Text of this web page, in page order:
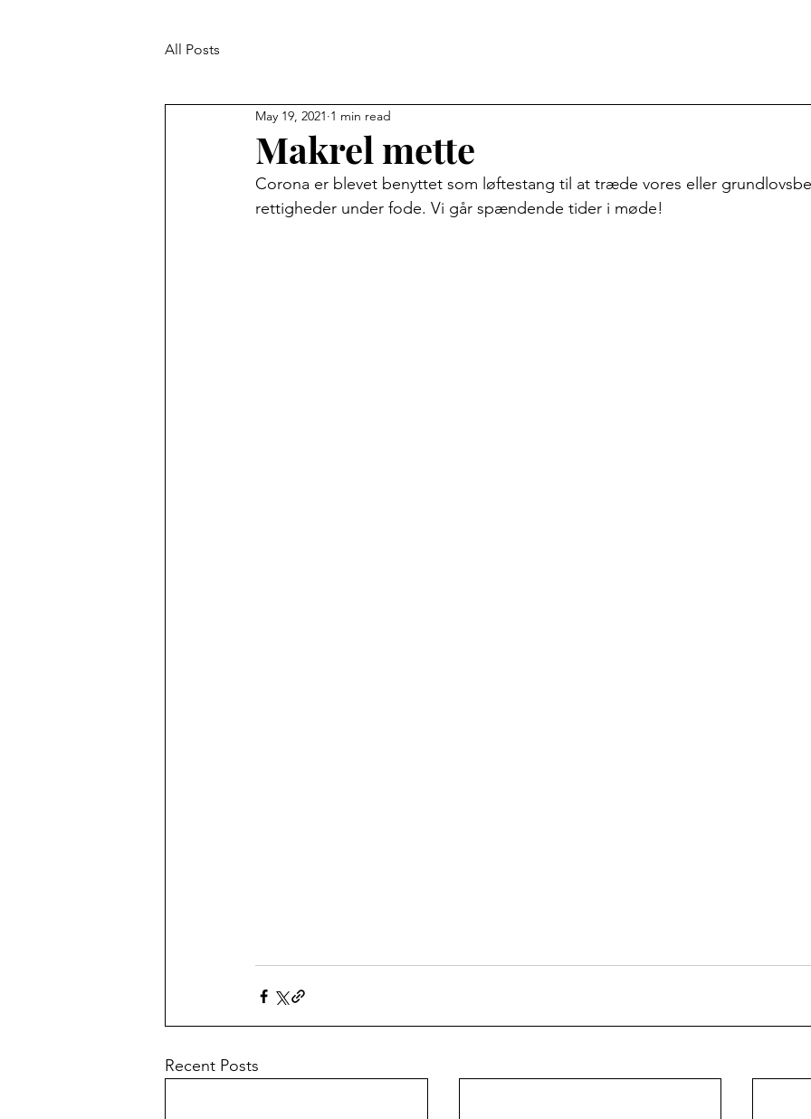
All Posts
Makrel mette
May 19, 2021 1 min read
Corona er blevet benyttet som løftestang til at træde vores eller
rettigheder under fode. Vi går spændende tider i møde!
Recent Posts